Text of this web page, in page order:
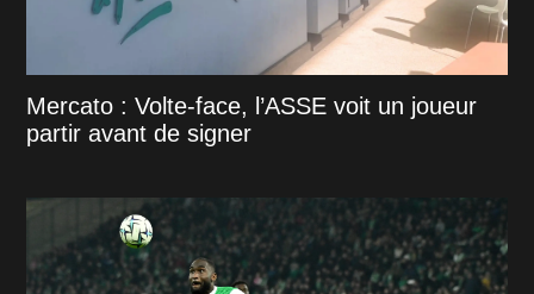
Mercato : Volte-face, l’ASSE voit un joueur
partir avant de signer